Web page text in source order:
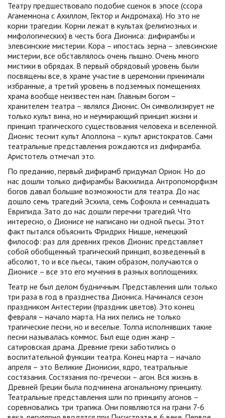
Театру предшествовало подобие сценок в эпосе (ссора
Агамемнона с Ахиллом, Гектор и Андромаха). Но это не
корни трагедии. Корни лежат в культах (религиозных и
мифологических) в честь бога Диониса: дифирамбы и
элевсинские мистерии. Кора – ипостась зерна – элевсинские
мистерии, все обставлялось очень пышно. Очень много
мистики в обрядах. В первый обрядовый уровень были
посвящены все, в храме участие в церемонии принимали
избранные, а третий уровень в подземных помещениях
храма вообще неизвестен нам. Главным богом –
хранителем театра – являлся Дионис. Он символизирует не
только культ вина, но и неумирающий принцип жизни и
принцип трагического существования человека и вселенной.
Дионис теснит культ Аполлона – культ аристократов. Сами
театральные представления рождаются из дифирамба.
Аристотель отмечал это.
По преданию, первый дифирамб придумал Орион. Но до
нас дошли только дифирамбы Вакхилида. Антропоморфизм
богов давал большие возможности для театра. До нас
дошло семь трагедий Эсхила, семь Софокла и семнадцать
Еврипида. Зато до нас дошли перечни трагедий. Что
интересно, о Дионисе не написано ни одной пьесы. Этот
факт пытался объяснить Фридрих Ницше, немецкий
философ: раз для древних греков Дионис представляет
собой обобщенный трагический принцип, возведенный в
абсолют, то и все пьесы, таким образом, получаются о
Дионисе – все это его мучения в разных воплощениях.
Театр не был делом будничным. Представления шли только
три раза в год в празднества Диониса. Начинался сезон
праздником Антестерии (праздник цветов). Это конец
февраля – начало марта. На них пелись не только
трагические песни, но и веселые. Толпа исполнявших такие
песни называлась коммос. Был еще один жанр –
сатировская драма. Древние греки заботились о
воспитательной функции театра. Конец марта – начало
апреля – это Великие Дионисии, ядро, театральные
состязания. Состязания по-гречески – агон. Вся жизнь в
Древней Греции была подчинена агональному принципу.
Театральные представления шли по принципу агонов –
соревновались три трагика. Они появляются на грани 7-6